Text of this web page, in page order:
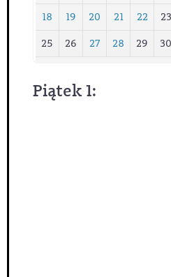
18
19 20 21 22 23
25
26 27 28 29 30
Piątek 1: